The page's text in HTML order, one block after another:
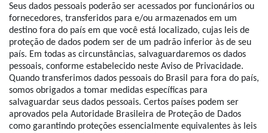
Seus dados pessoais poderão ser acessados por funcionários ou
fornecedores, transferidos para e/ou armazenados em um
destino fora do país em que você está localizado, cujas leis de
proteção de dados podem ser de um padrão inferior às de seu
país. Em todas as circunstâncias, salvaguardaremos os dados
pessoais, conforme estabelecido neste Aviso de Privacidade.
Quando transferimos dados pessoais do Brasil para fora do país,
somos obrigados a tomar medidas específicas para
salvaguardar seus dados pessoais. Certos países podem ser
aprovados pela Autoridade Brasileira de Proteção de Dados
como garantindo proteções essencialmente equivalentes às leis